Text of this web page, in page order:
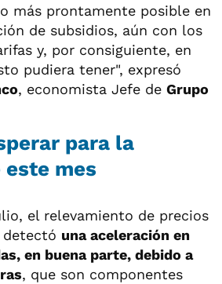
más prontamente posible en
de subsidios, aún con los
y, por consiguiente, en
pudiera tener", expresó
, economista Jefe de Grupo
para la
mes
el relevamiento de precios
detectó una aceleración en
en buena parte, debido a
, que son componentes